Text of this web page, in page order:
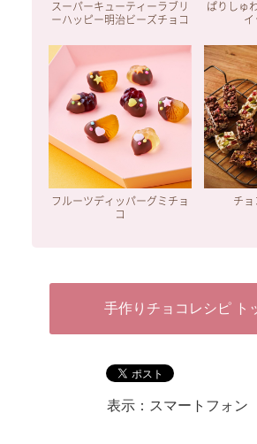
スーパーキューティーラブリ
ーハッピー明治ビーズチョコ
ぱりしゅ
イ
フルーツディッパーグミチョ
コ
チョ
手作りチョコレシピ ト
表示：スマートフォン